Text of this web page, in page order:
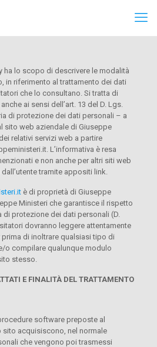
ha lo scopo di descrivere le modalità
in riferimento al trattamento dei dati
che lo consultano. Si tratta di
ai sensi dell’art. 13 del D. Lgs.
di protezione dei dati personali – a
sito web aziendale di Giuseppe
relativi servizi web a partire
L’informativa è resa
e non anche per altri siti web
tramite appositi link.
è di proprietà di Giuseppe
Ministeri che garantisce il rispetto
di protezione dei dati personali (D.
dovranno leggere attentamente
prima di inoltrare qualsiasi tipo di
o compilare qualunque modulo
stesso.
E FINALITÀ DEL TRATTAMENTO
software preposte al
acquisiscono, nel normale
che vengono poi trasmessi